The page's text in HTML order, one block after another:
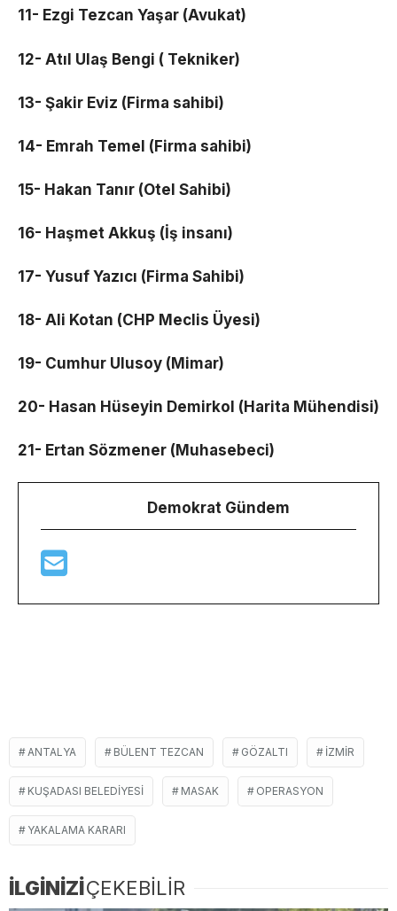
11- Ezgi Tezcan Yaşar (Avukat)
12- Atıl Ulaş Bengi ( Tekniker)
13- Şakir Eviz (Firma sahibi)
14- Emrah Temel (Firma sahibi)
15- Hakan Tanır (Otel Sahibi)
16- Haşmet Akkuş (İş insanı)
17- Yusuf Yazıcı (Firma Sahibi)
18- Ali Kotan (CHP Meclis Üyesi)
19- Cumhur Ulusoy (Mimar)
20- Hasan Hüseyin Demirkol (Harita Mühendisi)
21- Ertan Sözmener (Muhasebeci)
Demokrat Gündem
ANTALYA BÜLENT TEZCAN GÖZALTI IZMIR
KUŞADASI BELEDIYESI MASAK OPERASYON
YAKALAMA KARARI
İLGİNİZİÇEKEBİLİR